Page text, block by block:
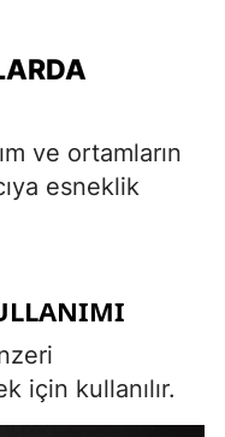
ve ortamların
esneklik
için kullanılır.